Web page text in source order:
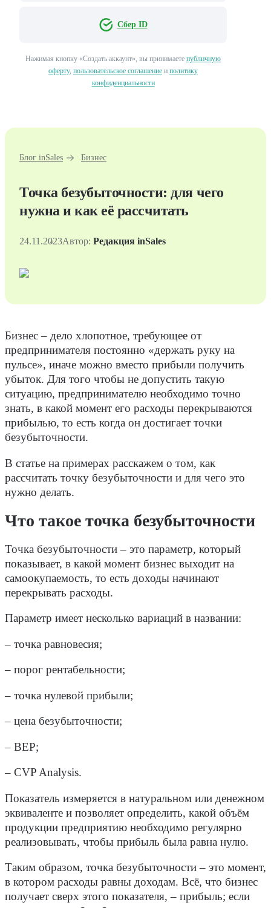
Сбер ID
Нажимая кнопку «Создать аккаунт», вы принимаете публичную
оферту, пользовательское соглашение и политику
конфиденциальности
Блог inSales Бизнес
Точка безубыточности: для чего
нужна и как её рассчитать
24.11.2023Автор: Редакция inSales
Бизнес – дело хлопотное, требующее от
предпринимателя постоянно «держать руку на
пульсе», иначе можно вместо прибыли получить
убыток. Для того чтобы не допустить такую
ситуацию, предпринимателю необходимо точно
знать, в какой момент его расходы перекрываются
прибылью, то есть когда он достигает точки
безубыточности.
В статье на примерах расскажем о том, как
рассчитать точку безубыточности и для чего это
нужно делать.
Что такое точка безубыточности
Точка безубыточности – это параметр, который
показывает, в какой момент бизнес выходит на
самоокупаемость, то есть доходы начинают
перекрывать расходы.
Параметр имеет несколько вариаций в названии:
– точка равновесия;
– порог рентабельности;
– точка нулевой прибыли;
– цена безубыточности;
– BEP;
– CVP Analysis.
Показатель измеряется в натуральном или денежном
эквиваленте и позволяет определить, какой объём
продукции предприятию необходимо регулярно
реализовывать, чтобы прибыль была равна нулю.
Таким образом, точка безубыточности – это момент,
в котором расходы равны доходам. Всё, что бизнес
получает сверх этого показателя, – прибыль; если